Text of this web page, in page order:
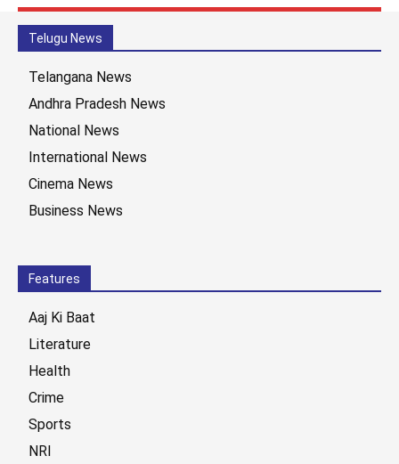
Telugu News
Telangana News
Andhra Pradesh News
National News
International News
Cinema News
Business News
Features
Aaj Ki Baat
Literature
Health
Crime
Sports
NRI